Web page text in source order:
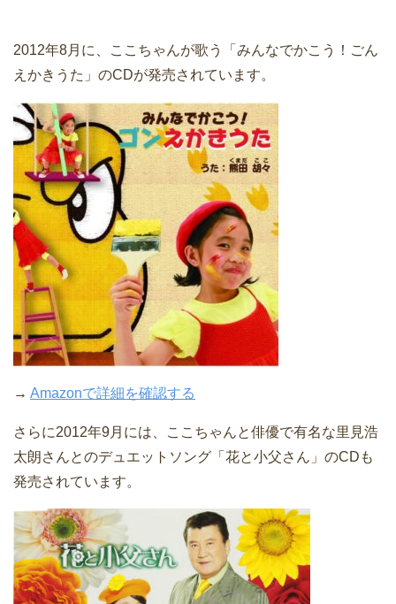
2012年8月に、ここちゃんが歌う「みんなでかこう！ごん
えかきうた」のCDが発売されています。
→ Amazonで詳細を確認する
さらに2012年9月には、ここちゃんと俳優で有名な里見浩
太朗さんとのデュエットソング「花と小父さん」のCDも
発売されています。